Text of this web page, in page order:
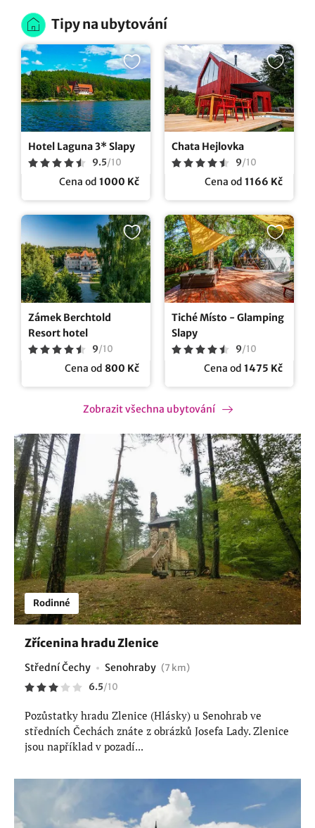
Tipy na ubytování
Hotel Laguna 3* Slapy
9.5/10
Cena od 1000 Kč
Chata Hejlovka
9/10
Cena od 1166 Kč
Zámek Berchtold
Resort hotel
9/10
Cena od 800 Kč
Tiché Místo - Glamping
Slapy
9/10
Cena od 1475 Kč
Zobrazit všechna ubytování
Rodinné
Zřícenina hradu Zlenice
Střední Čechy Senohraby (7 km)
6.5/10
Pozůstatky hradu Zlenice (Hlásky) u Senohrab ve
středních Čechách znáte z obrázků Josefa Lady. Zlenice
jsou například v pozadí...